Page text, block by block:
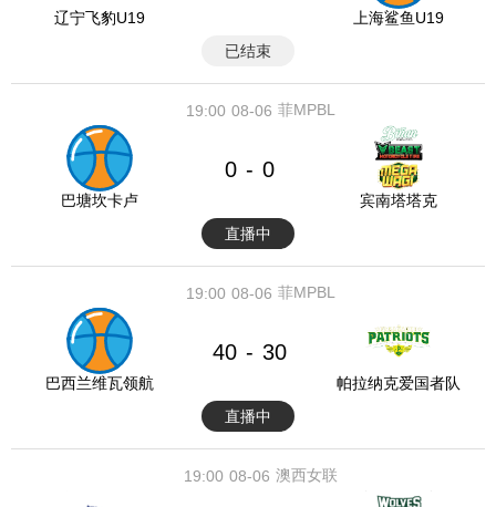
辽宁飞豹U19
上海鲨鱼U19
已结束
08-06
19:00 菲MPBL
巴塘坎卡卢
0 - 0
宾南塔塔克
直播中
08-06
19:00 菲MPBL
巴西兰维瓦领航
40 - 30
帕拉纳克爱国者队
直播中
08-06
19:00 澳西女联